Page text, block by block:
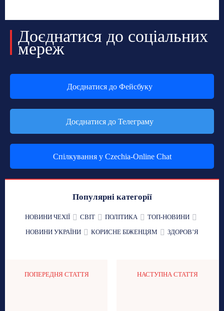
Доєднатися до соціальних
мереж
Доєднатися до Фейсбуку
Доєднатися до Телеграму
Спілкування у Czechia-Online Chat
Популярні категорії
НОВИНИ ЧЕХІЇ СВІТ ПОЛІТИКА
ТОП-НОВИНИ
НОВИНИ УКРАЇНИ
КОРИСНЕ БІЖЕНЦЯМ ЗДОРОВʼЯ
ПОПЕРЕДНЯ СТАТТЯ НАСТУПНА СТАТТЯ